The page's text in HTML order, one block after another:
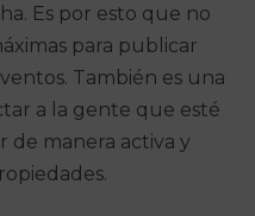
Es por esto que no
para publicar
También es una
a la gente que esté
de manera activa y